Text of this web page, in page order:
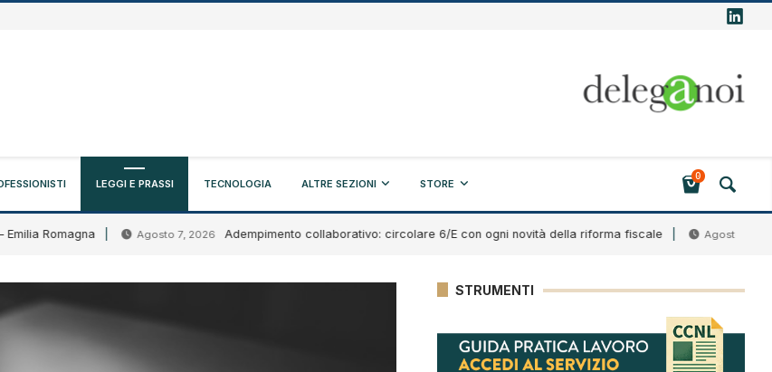
LEGGI E PRASSI TECNOLOGIA ALTRE SEZIONI STORE
0
Romagna Agosto 7, 2026 Adempimento collaborativo: circolare 6/E con ogni novità della riforma fiscale Agosto 7, 2026
STRUMENTI